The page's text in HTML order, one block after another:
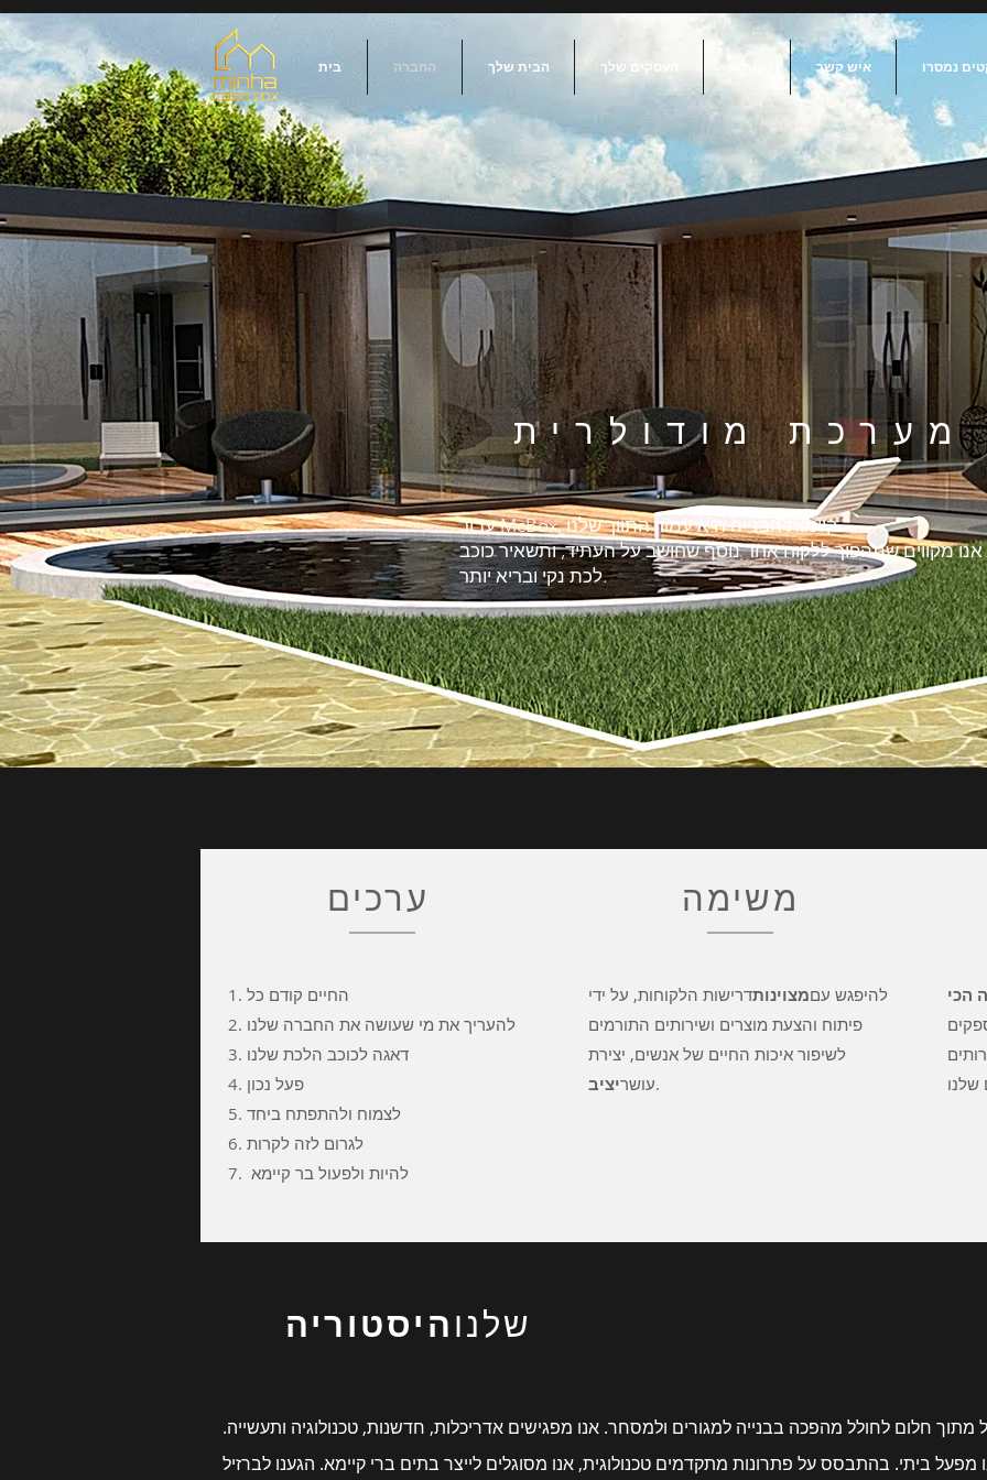
בית החברה הבית שלך העסקים שלך קטלוג איש קשר נמסרו
מערכת מודולרית
עבור McBox, קיימות הבנייה היא עמוד התווך שלנו.
אנו מקווים שתהפוך ללקוח אחד נוסף שחושב על העתיד, ותשאיר כוכב
לכת נקי ובריא יותר.
ערכים
1. החיים קודם כל
2. להעריך את מי שעושה את החברה שלנו
3. דאגה לכוכב הלכת שלנו
4. פעל נכון
5. לצמוח ולהתפתח ביחד
6. לגרום לזה לקרות
7. להיות ולפעול בר קיימא
משימה
להיפגש עםמצוינותדרישות הלקוחות, על ידי
פיתוח והצעת מוצרים ושירותים התורמים
לשיפור איכות החיים של אנשים, יצירת
עושריציב .
הכי
שלנוהיסטוריה
מתוך חלום לחולל מהפכה בבנייה למגורים ולמסחר. אנו מפגישים אדריכלות, חדשנות, טכנולוגיה ותעשייה.
ביתי. בהתבסס על פתרונות מתקדמים טכנולוגית, אנו מסוגלים לייצר בתים ברי קיימא. הגענו לברזיל